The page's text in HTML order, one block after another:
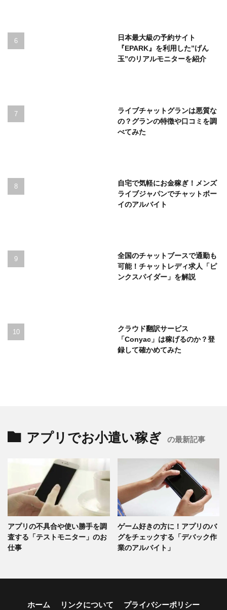
日本最大級の予約サイト
『EPARK』を利用した”げん
玉”のリアルモニターを紹介
ライブチャットグランは悪質な
の？グランの特徴や口コミを調
べてみた
自宅で気軽にお金稼ぎ！メンズ
ライブジャパンでチャットボー
イのアルバイト
全国のチャットブースで通勤も
可能！チャットレディ求人「ピ
ンクスパイダー」を解説
クラウド翻訳サービス
「Conyac」は稼げるのか？登
録して確かめてみた
アプリでお小遣い稼ぎ の最新記事
アプリの不具合や使い勝手を調
査する「テストモニター」のお
仕事
ゲーム好きの方に！アプリのバ
グをチェックする「デバック作
業のアルバイト」
ホーム リンクについて プライバシーポリシー